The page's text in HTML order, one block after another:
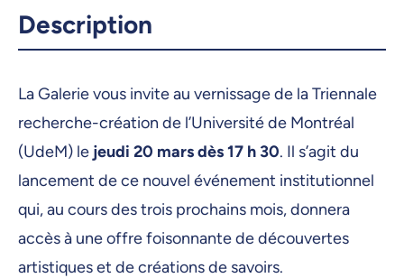
Description
La Galerie vous invite au vernissage de la Triennale
recherche-création de l’Université de Montréal
(UdeM) le jeudi 20 mars dès 17 h 30. Il s’agit du
lancement de ce nouvel événement institutionnel
qui, au cours des trois prochains mois, donnera
accès à une offre foisonnante de découvertes
artistiques et de créations de savoirs.